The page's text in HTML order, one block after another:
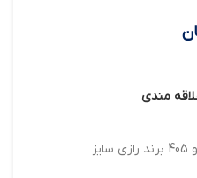
مندی
لاستیک خودرو 405 برند رازی سایز